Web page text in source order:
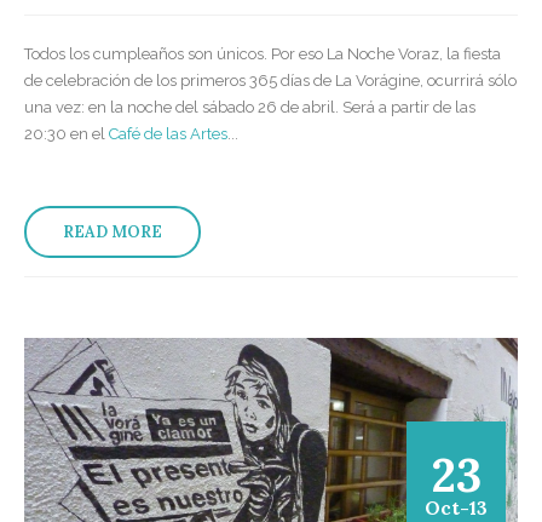
Todos los cumpleaños son únicos. Por eso La Noche Voraz, la fiesta
de celebración de los primeros 365 días de La Vorágine, ocurrirá sólo
una vez: en la noche del sábado 26 de abril. Será a partir de las
20:30 en el Café de las Artes
READ MORE
23
Oct-13